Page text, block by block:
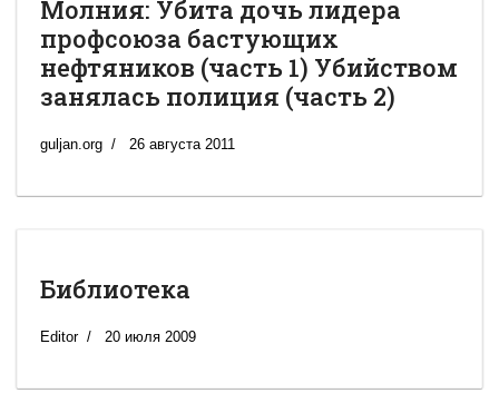
Молния: Убита дочь лидера
профсоюза бастующих
нефтяников (часть 1) Убийством
занялась полиция (часть 2)
guljan.org 26 августа 2011
Библиотека
Editor 20 июля 2009